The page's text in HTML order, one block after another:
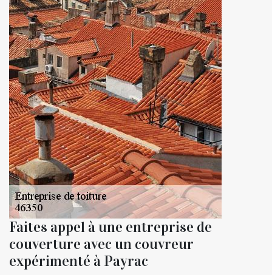
Faites appel à une entreprise de
couverture avec un couvreur
expérimenté à Payrac